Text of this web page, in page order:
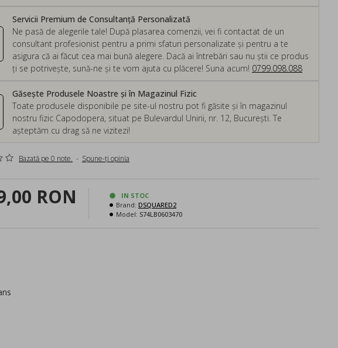
Servicii Premium de Consultanță Personalizată
Ne pasă de alegerile tale! După plasarea comenzii, vei fi contactat de un
consultant profesionist pentru a primi sfaturi personalizate și pentru a te
asigura că ai făcut cea mai bună alegere. Dacă ai întrebări sau nu știi ce produs
ți se potrivește, sună-ne și te vom ajuta cu plăcere! Suna acum! 0799.098.088
Găsește Produsele Noastre și în Magazinul Fizic
Toate produsele disponibile pe site-ul nostru pot fi găsite și în magazinul
nostru fizic Capodopera, situat pe Bulevardul Unirii, nr. 12, București. Te
așteptăm cu drag să ne vizitezi!
Bazată pe 0 note. - Spune-ţi opinia
RON
IN STOC
Brand: DSQUARED2
Model: S74LB0603470